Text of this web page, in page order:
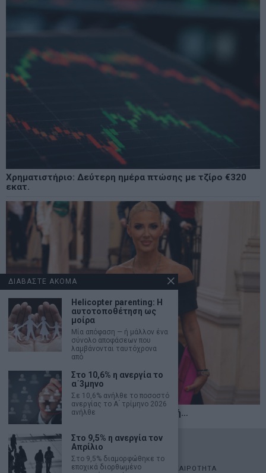
Χρηματιστήριο: Δεύτερη ημέρα πτώσης με τζίρο €320
εκατ.
Η αληθινή παιδεία ξεκινά από την ψυχή…
©2026 - marketnews.gr - All Rights Reserved
ΑΡΧΙΚΗ ΟΙΚΟΝΟΜΙΑ ΠΟΛΙΤΙΚΗ ΑΓΟΡΕΣ ΕΠΙΚΑΙΡΟΤΗΤΑ
ΔΙΑΒΑΣΤΕ ΑΚΟΜΑ
Helicopter parenting: Η
αυτοτοποθέτηση ως
μοίρα
Mία απόφαση — ή μάλλον ένα
σύνολο αποφάσεων που
λαμβάνονται ταυτόχρονα
από
Στο 10,6% η ανεργία το
α΄3μηνο
Σε 10,6% ανήλθε το ποσοστό
ανεργίας το Α ́ τρίμηνο 2026
ανήλθε
Στο 9,5% η ανεργία τον
Απρίλιο
Στο 9,5% διαμορφώθηκε το
εποχικά διορθωμένο